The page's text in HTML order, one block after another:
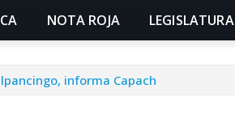
NOTA ROJA LEGISLATURA
informa Capach